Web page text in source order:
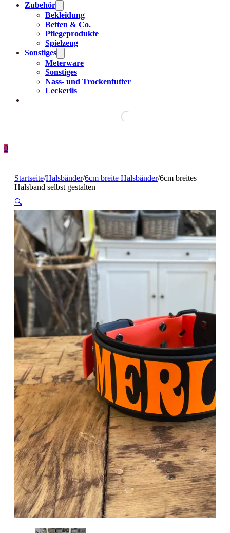
Zubehör
Bekleidung
Betten & Co.
Pflegeprodukte
Spielzeug
Sonstiges
Meterware
Sonstiges
Nass- und Trockenfutter
Leckerlis
0
Startseite/Halsbänder/6cm breite Halsbänder/6cm breites
Halsband selbst gestalten
🔍